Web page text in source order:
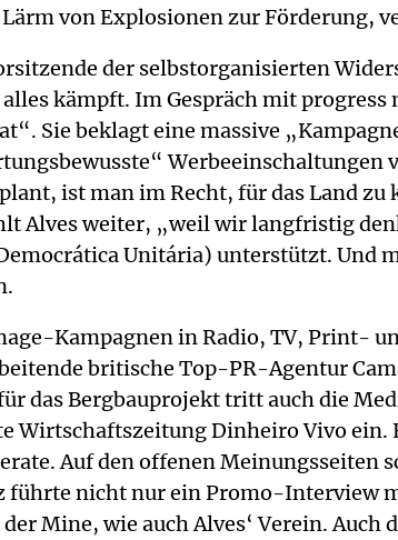
von Explosionen zur Förderung,
der selbstorganisierten
kämpft. Im Gespräch mit
Sie beklagt eine massive
Werbeeinschaltungen
ist man im Recht, für das Land zu
Alves weiter, „weil wir langfristig
Unitária) unterstützt. Und
Kampagnen in Radio, TV, Print-
britische Top-PR-Agentur
das Bergbauprojekt tritt auch die
Wirtschaftszeitung Dinheiro Vivo
Auf den offenen Meinungsseiten
führte nicht nur ein Promo-Interview
Mine, wie auch Alves‘ Verein. Auch